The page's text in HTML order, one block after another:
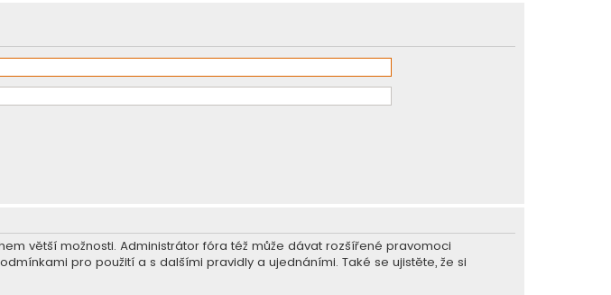
větší možnosti. Administrátor fóra též může dávat rozšířené pravomoci
pro použití a s dalšími pravidly a ujednáními. Také se ujistěte, že si